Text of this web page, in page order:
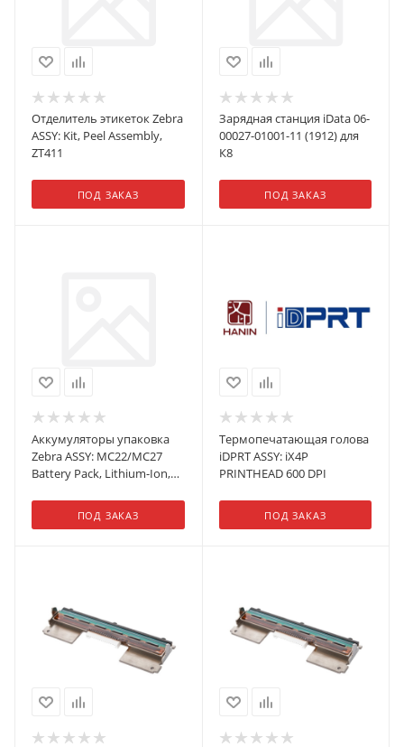
Отделитель этикеток Zebra
ASSY: Kit, Peel Assembly,
ZT411
ПОД ЗАКАЗ
Зарядная станция iData 06-
00027-01001-11 (1912) для
К8
ПОД ЗАКАЗ
Аккумуляторы упаковка
Zebra ASSY: MC22/MC27
Battery Pack, Lithium-Ion,
Capacity, 4900mAh, 10-Pack
ПОД ЗАКАЗ
Термопечатающая голова
iDPRT ASSY: iX4P
PRINTHEAD 600 DPI
ПОД ЗАКАЗ